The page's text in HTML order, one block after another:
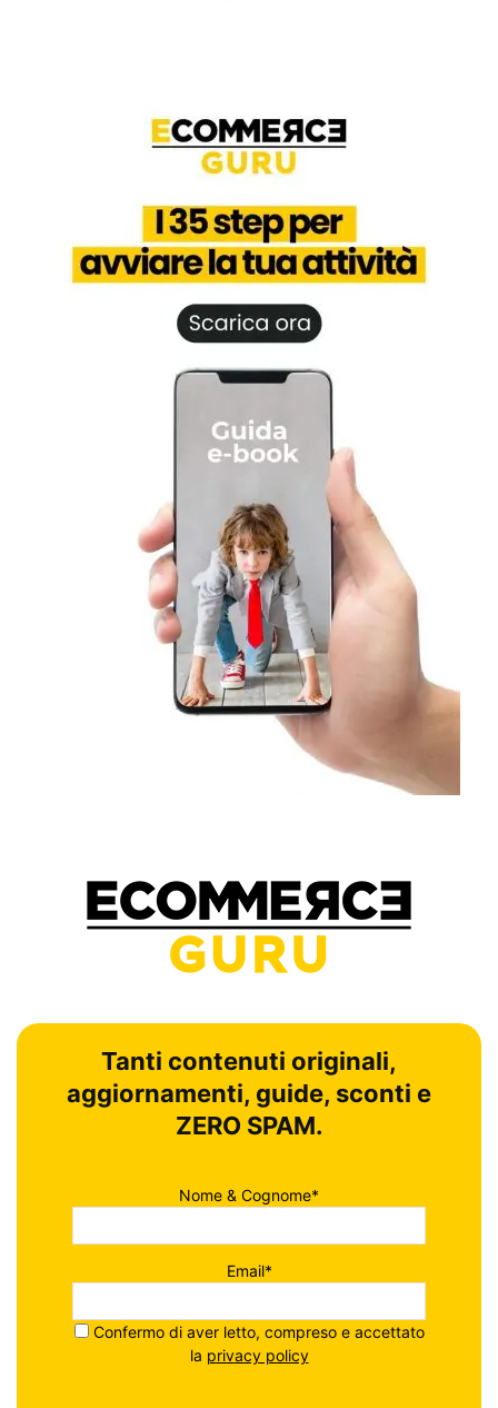
Tanti contenuti originali,
aggiornamenti, guide, sconti e
ZERO SPAM.
Nome & Cognome*
Email*
Confermo di aver letto, compreso e accettato
la privacy policy